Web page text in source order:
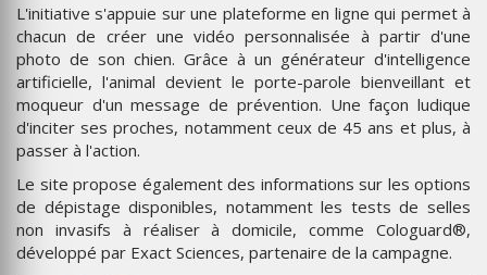
L'initiative s'appuie sur une plateforme en ligne qui permet à
chacun de créer une vidéo personnalisée à partir d'une
photo de son chien. Grâce à un générateur d'intelligence
artificielle, l'animal devient le porte-parole bienveillant et
moqueur d'un message de prévention. Une façon ludique
d'inciter ses proches, notamment ceux de 45 ans et plus, à
passer à l'action.
Le site propose également des informations sur les options
de dépistage disponibles, notamment les tests de selles
non invasifs à réaliser à domicile, comme Cologuard®,
développé par Exact Sciences, partenaire de la campagne.